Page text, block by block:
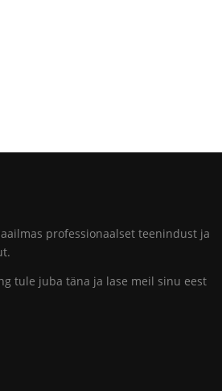
professionaalset teenindust ja
tule juba täna ja lase meil sinu eest